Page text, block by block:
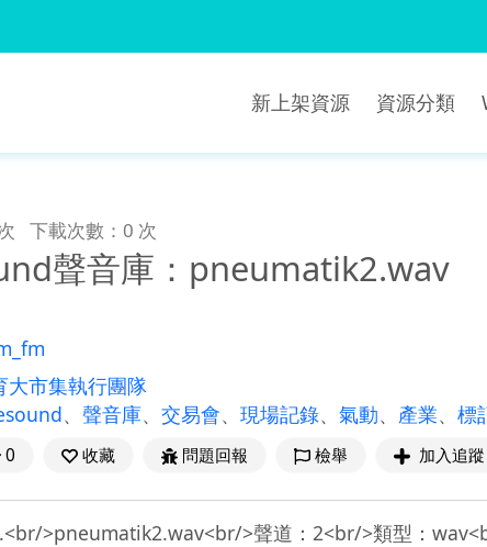
新上架資源 資源分類
下載次數：0 次
聲音庫：pneumatik2.wav
大市集執行團隊
、 聲音庫、 交易會、 現場記錄、 氣動、 產業、 標
0 收藏 問題回報 檢舉 加入追蹤
>pneumatik2.wav<br/>聲道：2<br/>類型：